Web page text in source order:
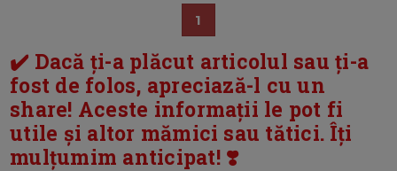
1
✔️ Dacă ți-a plăcut articolul sau ți-a
fost de folos, apreciază-l cu un
share! Aceste informații le pot fi
utile și altor mămici sau tătici. Îți
mulțumim anticipat! ❣️